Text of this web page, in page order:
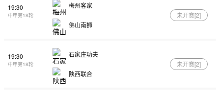
19:30
中甲第18轮
梅州客家
佛山南狮
未开赛[2]
19:30
中甲第18轮
石家庄功夫
陕西联合
未开赛[2]